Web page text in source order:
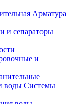
Арматура
и сепараторы
и
Системы